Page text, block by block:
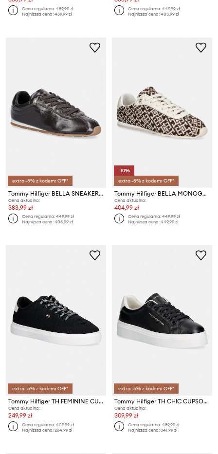
Cena regularna:489,99 zł
Najniższa cena:489,99 zł
Cena regularna:449,99 zł
Najniższa cena:403,99 zł
extra -5% z kodem: OFF*
Tommy Hilfiger BELLA SNEAKER LEATHER sneakersy damskie skórzane
Cena aktualna:
383,99 zł
Cena regularna:449,99 zł
Najniższa cena:403,99 zł
-10%
extra -5% z kodem: OFF*
Tommy Hilfiger BELLA MONOGRAM SNEAKER sneakersy damskie
Cena aktualna:
404,99 zł
Cena regularna:449,99 zł
Najniższa cena:449,99 zł
extra -5% z kodem: OFF*
Tommy Hilfiger TH FEMININE CUPSOLE KNIT sneakersy damskie
Cena aktualna:
249,99 zł
Cena regularna:409,99 zł
Najniższa cena:264,99 zł
extra -5% z kodem: OFF*
Tommy Hilfiger TH CHIC CUPSOLE PLATFORM sneakersy damskie skórzane
Cena aktualna:
309,99 zł
Cena regularna:489,99 zł
Najniższa cena:341,99 zł